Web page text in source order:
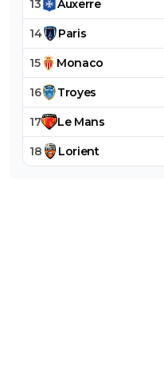
13 Auxerre
14 Paris
15 Monaco
16 Troyes
17 Le Mans
18 Lorient